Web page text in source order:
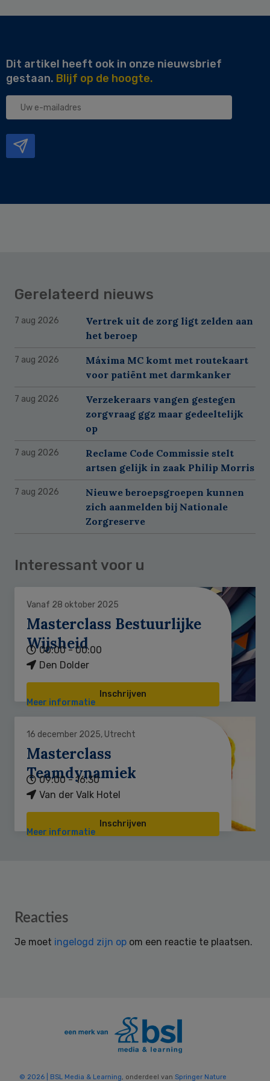
Dit artikel heeft ook in onze nieuwsbrief
gestaan. Blijf op de hoogte.
Uw
Gerelateerd nieuws
7 aug 2026
Vertrek uit de zorg ligt zelden aan
het beroep
7 aug 2026
Máxima MC komt met routekaart
voor patiënt met darmkanker
7 aug 2026
Verzekeraars vangen gestegen
zorgvraag ggz maar gedeeltelijk
op
7 aug 2026
Reclame Code Commissie stelt
artsen gelijk in zaak Philip Morris
7 aug 2026
Nieuwe beroepsgroepen kunnen
zich aanmelden bij Nationale
Zorgreserve
Interessant voor u
Vanaf 28 oktober 2025
Masterclass Bestuurlijke
Wijsheid
00:00 - 00:00
Den Dolder
Inschrijven
Meer informatie
16 december 2025, Utrecht
Masterclass
Teamdynamiek
09:00 - 16:30
Van der Valk Hotel
Inschrijven
Meer informatie
Reader
Reacties
Je moet ingelogd zijn op om een reactie te plaatsen.
© 2026 | BSL Media & Learning, onderdeel van Springer Nature